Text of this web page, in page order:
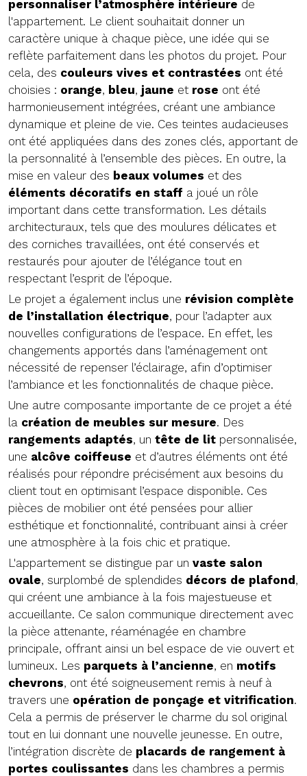
personnaliser l’atmosphère intérieure de
l'appartement. Le client souhaitait donner un
caractère unique à chaque pièce, une idée qui se
reflète parfaitement dans les photos du projet. Pour
cela, des couleurs vives et contrastées ont été
choisies : orange, bleu, jaune et rose ont été
harmonieusement intégrées, créant une ambiance
dynamique et pleine de vie. Ces teintes audacieuses
ont été appliquées dans des zones clés, apportant de
la personnalité à l’ensemble des pièces. En outre, la
mise en valeur des beaux volumes et des
éléments décoratifs en staff a joué un rôle
important dans cette transformation. Les détails
architecturaux, tels que des moulures délicates et
des corniches travaillées, ont été conservés et
restaurés pour ajouter de l’élégance tout en
respectant l’esprit de l’époque.
Le projet a également inclus une révision complète
de l’installation électrique, pour l’adapter aux
nouvelles configurations de l’espace. En effet, les
changements apportés dans l’aménagement ont
nécessité de repenser l’éclairage, afin d’optimiser
l’ambiance et les fonctionnalités de chaque pièce.
Une autre composante importante de ce projet a été
la création de meubles sur mesure. Des
rangements adaptés, un tête de lit personnalisée,
une alcôve coiffeuse et d’autres éléments ont été
réalisés pour répondre précisément aux besoins du
client tout en optimisant l’espace disponible. Ces
pièces de mobilier ont été pensées pour allier
esthétique et fonctionnalité, contribuant ainsi à créer
une atmosphère à la fois chic et pratique.
L'appartement se distingue par un vaste salon
ovale, surplombé de splendides décors de plafond ,
qui créent une ambiance à la fois majestueuse et
accueillante. Ce salon communique directement avec
la pièce attenante, réaménagée en chambre
principale, offrant ainsi un bel espace de vie ouvert et
lumineux. Les parquets à l’ancienne, en motifs
chevrons, ont été soigneusement remis à neuf à
travers une opération de ponçage et vitrification.
Cela a permis de préserver le charme du sol original
tout en lui donnant une nouvelle jeunesse. En outre,
l’intégration discrète de placards de rangement à
portes coulissantes dans les chambres a permis